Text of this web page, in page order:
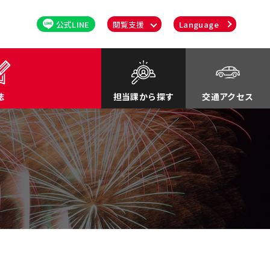
公式LINE 閲覧支援 Language
さと応援寄付金
町紹介Movie
消費者行政
担当課から探す 交通アクセス